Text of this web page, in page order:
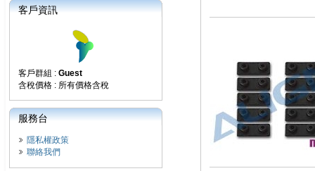
客戶資訊
客戶群組 : Guest
含稅價格 : 所有價格含稅
服務台
隱私權政策
聯絡我們